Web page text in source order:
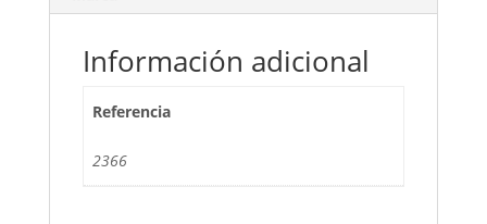
Información adicional
Referencia
2366